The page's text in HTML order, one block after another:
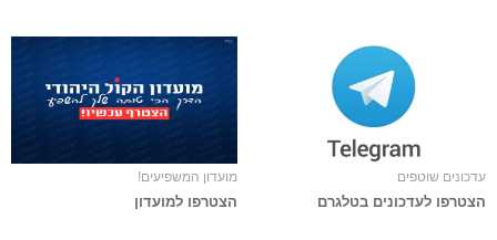
עדכונים שוטפים
הצטרפו לעדכונים בטלגרם
מועדון המשפיעים!
הצטרפו למועדון